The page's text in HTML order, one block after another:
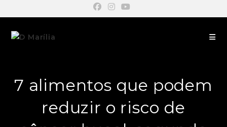
7 alimentos que podem
reduzir o risco de